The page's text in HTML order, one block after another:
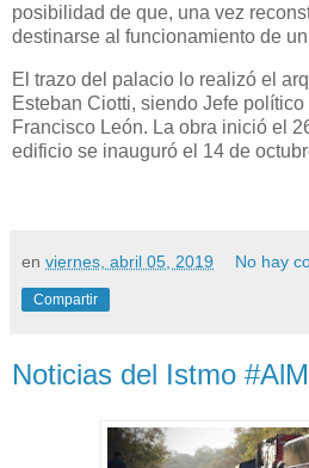
posibilidad de que, una vez
destinarse al funcionamiento de
El trazo del palacio lo realizó el
Esteban Ciotti, siendo Jefe
Francisco León. La obra inició el
edificio se inauguró el 14 de
en viernes, abril 05, 2019 No hay
Compartir
Noticias del Istmo